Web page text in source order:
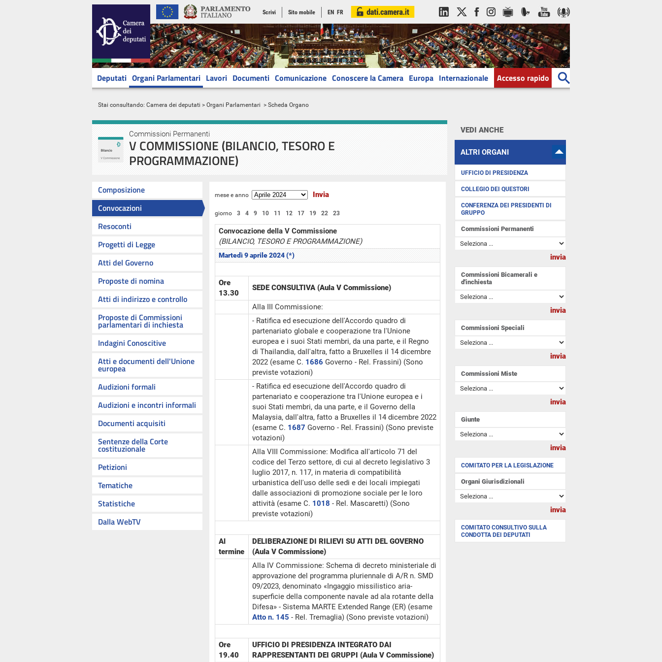
Scrivi Sito mobile EN FR
Deputati Organi Parlamentari Lavori Documenti Comunicazione Conoscere la Camera Europa Internazionale Accesso rapido
Stai consultando: Camera dei deputati > Organi Parlamentari > Scheda Organo
Commissioni Permanenti
V COMMISSIONE (BILANCIO, TESORO E
PROGRAMMAZIONE)
Composizione
Convocazioni
Resoconti
Progetti di Legge
Atti del Governo
Proposte di nomina
Atti di indirizzo e controllo
Proposte di Commissioni
parlamentari di inchiesta
Indagini Conoscitive
Atti e documenti dell'Unione
europea
Audizioni formali
Audizioni e incontri informali
Documenti acquisiti
Sentenze della Corte
costituzionale
Petizioni
Tematiche
Statistiche
Dalla WebTV
mese e anno
giorno 3 4 9 10 11 12 17 19 22 23
Convocazione della V Commissione
(BILANCIO, TESORO E PROGRAMMAZIONE)
Martedì 9 aprile 2024 (*)
Ore
13.30
SEDE CONSULTIVA (Aula V Commissione)
Alla III Commissione:
- Ratifica ed esecuzione dell'Accordo quadro di
partenariato globale e cooperazione tra l'Unione
europea e i suoi Stati membri, da una parte, e il Regno
di Thailandia, dall'altra, fatto a Bruxelles il 14 dicembre
2022 (esame C. 1686 Governo - Rel. Frassini) (Sono
previste votazioni)
- Ratifica ed esecuzione dell'Accordo quadro di
partenariato e cooperazione tra l'Unione europea e i
suoi Stati membri, da una parte, e il Governo della
Malaysia, dall'altra, fatto a Bruxelles il 14 dicembre 2022
(esame C. 1687 Governo - Rel. Frassini) (Sono previste
votazioni)
Alla VIII Commissione: Modifica all'articolo 71 del
codice del Terzo settore, di cui al decreto legislativo 3
luglio 2017, n. 117, in materia di compatibilità
urbanistica dell'uso delle sedi e dei locali impiegati
dalle associazioni di promozione sociale per le loro
attività (esame C. 1018 - Rel. Mascaretti) (Sono
previste votazioni)
Al
termine
DELIBERAZIONE DI RILIEVI SU ATTI DEL GOVERNO
(Aula V Commissione)
Alla IV Commissione: Schema di decreto ministeriale di
approvazione del programma pluriennale di A/R n. SMD
09/2023, denominato «Ingaggio missilistico aria-
superficie della componente navale ad ala rotante della
Difesa» - Sistema MARTE Extended Range (ER) (esame
Atto n. 145 - Rel. Tremaglia) (Sono previste votazioni)
Ore
19.40
UFFICIO DI PRESIDENZA INTEGRATO DAI
RAPPRESENTANTI DEI GRUPPI (Aula V Commissione)
VEDI ANCHE
ALTRI ORGANI
UFFICIO DI PRESIDENZA
COLLEGIO DEI QUESTORI
CONFERENZA DEI PRESIDENTI DI
GRUPPO
Commissioni Permanenti
Commissioni Bicamerali e
d'inchiesta
Commissioni Speciali
Commissioni Miste
Giunte
COMITATO PER LA LEGISLAZIONE
Organi Giurisdizionali
COMITATO CONSULTIVO SULLA
CONDOTTA DEI DEPUTATI